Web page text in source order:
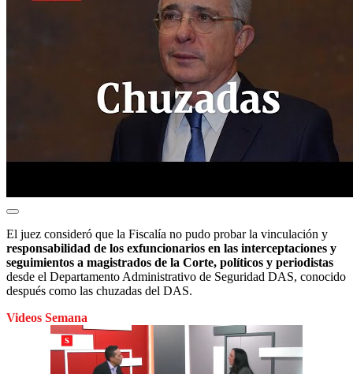
El juez consideró que la Fiscalía no pudo probar la vinculación y
responsabilidad de los exfuncionarios en las interceptaciones y
seguimientos a magistrados de la Corte, políticos y periodistas
desde el Departamento Administrativo de Seguridad DAS, conocido
después como las chuzadas del DAS.
Videos Semana